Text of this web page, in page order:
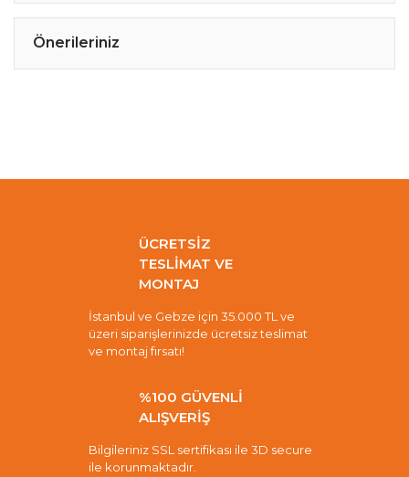
Önerileriniz
ÜCRETSİZ
TESLİMAT VE
MONTAJ
İstanbul ve Gebze için 35.000 TL ve
üzeri siparişlerinizde ücretsiz teslimat
ve montaj fırsatı!
%100 GÜVENLİ
ALIŞVERİŞ
Bilgileriniz SSL sertifikası ile 3D secure
ile korunmaktadır.